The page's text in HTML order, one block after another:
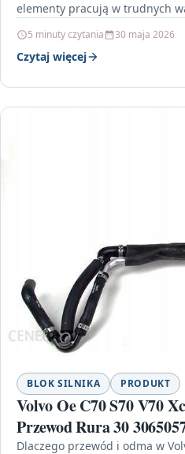
elementy pracują w trudnych
5 minuty czytania 30 maja 2026
Czytaj więcej
BLOK SILNIKA PRODUKT
Volvo Oe C70 S70 V70
Przewod Rura 30
Dlaczego przewód i odma w